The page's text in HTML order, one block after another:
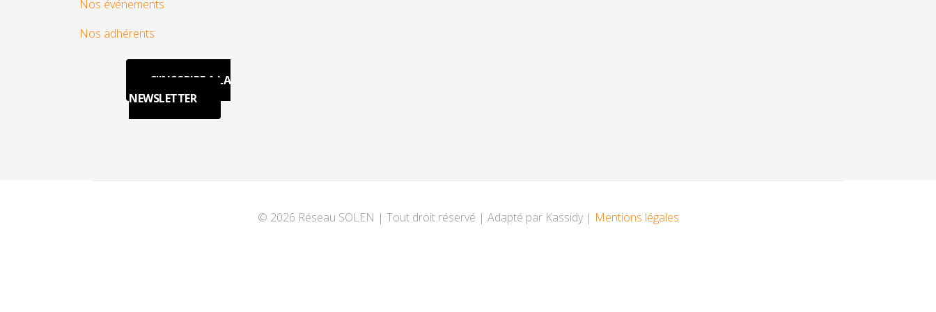
Nos événements
Nos adhérents
S'INSCRIRE A LA
NEWSLETTER
© 2026 Réseau SOLEN | Tout droit réservé | Adapté par Kassidy | Mentions légales